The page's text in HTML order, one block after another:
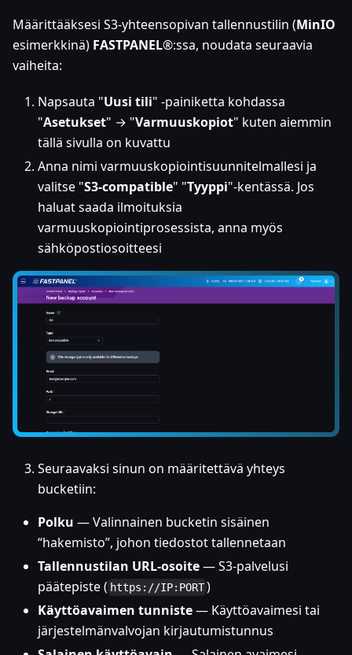
Määrittääksesi S3-yhteensopivan tallennustilin (MinIO
esimerkkinä) FASTPANEL®:ssa, noudata seuraavia
vaiheita:
Napsauta "Uusi tili" -painiketta kohdassa
"Asetukset" → "Varmuuskopiot" kuten aiemmin
tällä sivulla on kuvattu
Anna nimi varmuuskopiointisuunnitelmallesi ja
valitse "S3-compatible" "Tyyppi"-kentässä. Jos
haluat saada ilmoituksia
varmuuskopiointiprosessista, anna myös
sähköpostiosoitteesi
Seuraavaksi sinun on määritettävä yhteys
bucketiin:
Polku — Valinnainen bucketin sisäinen
“hakemisto”, johon tiedostot tallennetaan
Tallennustilan URL-osoite— S3-palvelusi
päätepiste ( https://IP:PORT)
Käyttöavaimen tunniste— Käyttöavaimesi tai
järjestelmänvalvojan kirjautumistunnus